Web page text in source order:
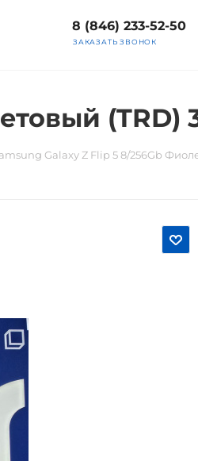
8 (846) 233-52-50
ЗАКАЗАТЬ ЗВОНОК
(TRD)
Galaxy Z Flip 5 8/256Gb